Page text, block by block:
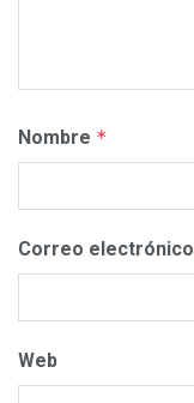
Nombre *
Correo electrónico
Web